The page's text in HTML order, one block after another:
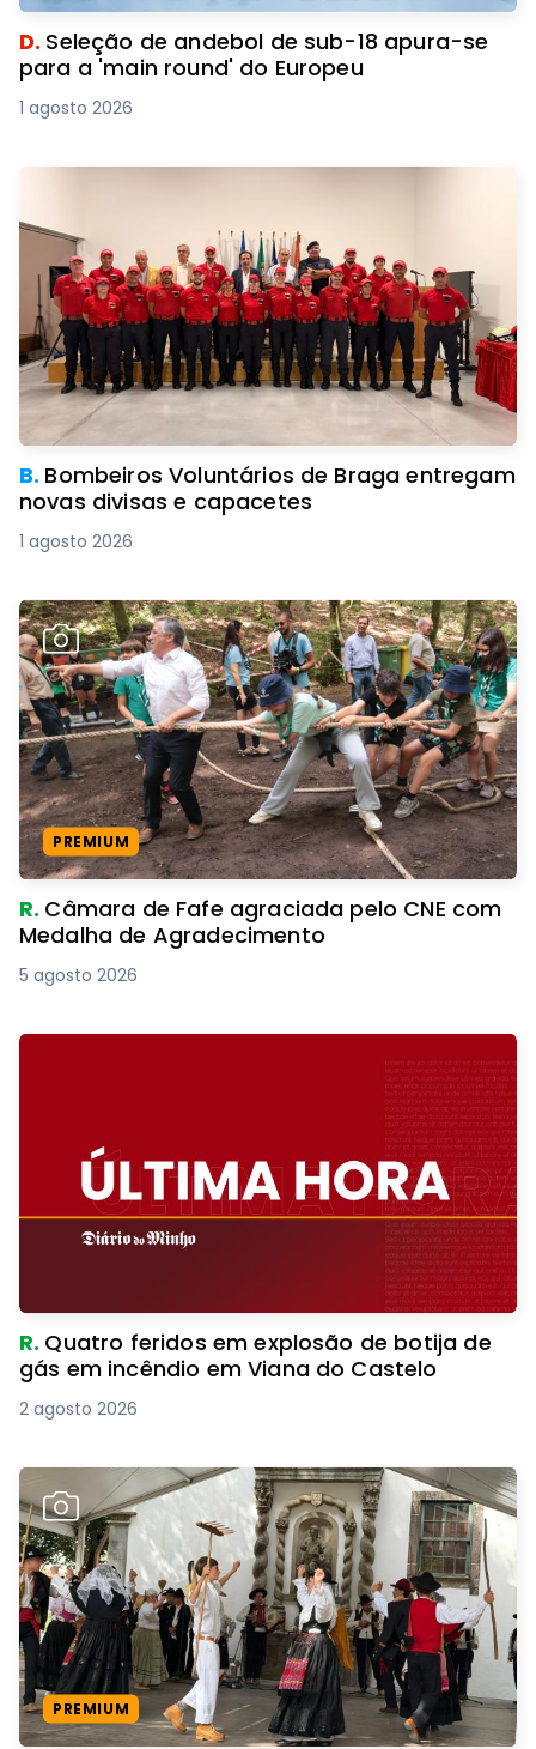
D. Seleção de andebol de sub-18 apura-se
para a 'main round' do Europeu
1 agosto 2026
B. Bombeiros Voluntários de Braga entregam
novas divisas e capacetes
1 agosto 2026
PREMIUM
R. Câmara de Fafe agraciada pelo CNE com
Medalha de Agradecimento
5 agosto 2026
R. Quatro feridos em explosão de botija de
gás em incêndio em Viana do Castelo
2 agosto 2026
PREMIUM